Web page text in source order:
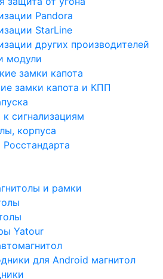
Pandora
StarLine
других производителей
модули
замки капота
замки капота и КПП
сигнализациям
корпуса
и рамки
Yatour
для Android магнитол